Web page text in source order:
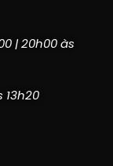
| 20h00 às
13h20